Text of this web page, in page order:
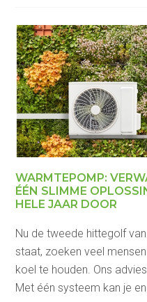
WARMTEPOMP:
ÉÉN SLIMME
HELE JAAR DOOR
Nu de tweede hittegolf
staat, zoeken veel
koel te houden. Ons
Met één systeem kan je